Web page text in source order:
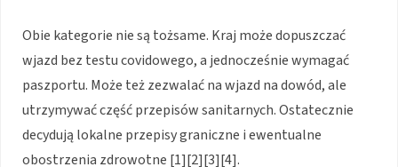
Obie kategorie nie są tożsame. Kraj może dopuszczać
wjazd bez testu covidowego, a jednocześnie wymagać
paszportu. Może też zezwalać na wjazd na dowód, ale
utrzymywać część przepisów sanitarnych. Ostatecznie
decydują lokalne przepisy graniczne i ewentualne
obostrzenia zdrowotne [1][2][3][4].